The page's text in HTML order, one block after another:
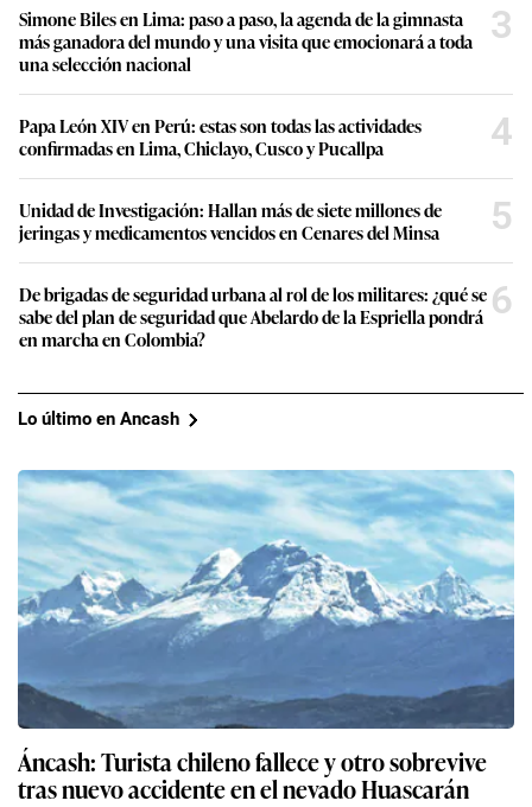
Simone Biles en Lima: paso a paso, la agenda de la gimnasta
más ganadora del mundo y una visita que emocionará a toda
una selección nacional
3
Papa León XIV en Perú: estas son todas las actividades
confirmadas en Lima, Chiclayo, Cusco y Pucallpa
4
Unidad de Investigación: Hallan más de siete millones de
jeringas y medicamentos vencidos en Cenares del Minsa
5
De brigadas de seguridad urbana al rol de los militares: ¿qué se
sabe del plan de seguridad que Abelardo de la Espriella pondrá
en marcha en Colombia?
6
Lo último en Ancash
Áncash: Turista chileno fallece y otro sobrevive
tras nuevo accidente en el nevado Huascarán